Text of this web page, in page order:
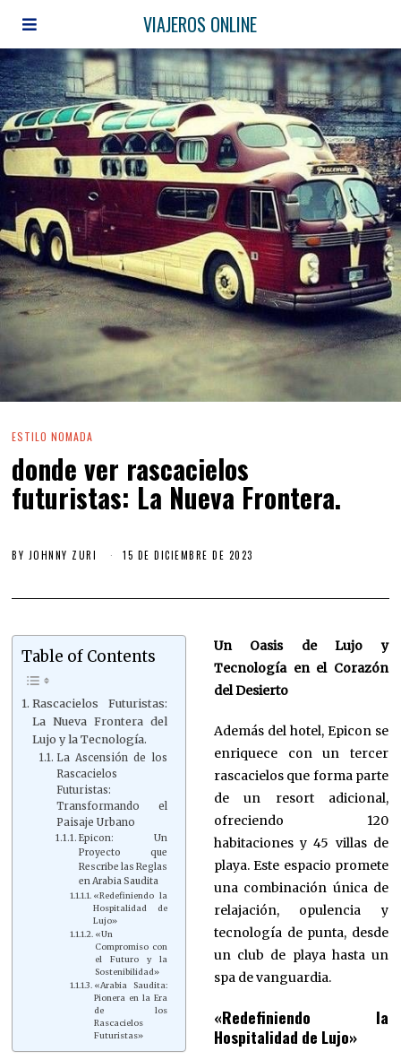
VIAJEROS ONLINE
ESTILO NOMADA
donde ver rascacielos
futuristas: La Nueva Frontera.
BY JOHNNY ZURI 15 DE DICIEMBRE DE 2023
Table of Contents
Rascacielos Futuristas:
La Nueva Frontera del
Lujo y la Tecnología.
La Ascensión de los
Rascacielos
Futuristas:
Transformando el
Paisaje Urbano
Epicon: Un
Proyecto que
Rescribe las Reglas
en Arabia Saudita
«Redefiniendo la
Hospitalidad de
Lujo»
«Un
Compromiso con
el Futuro y la
Sostenibilidad»
«Arabia Saudita:
Pionera en la Era
de los
Rascacielos
Futuristas»
Un Oasis de Lujo y
Tecnología en el Corazón
del Desierto
Además del hotel, Epicon se
enriquece con un tercer
rascacielos que forma parte
de un resort adicional,
ofreciendo 120
habitaciones y 45 villas de
playa. Este espacio promete
una combinación única de
relajación, opulencia y
tecnología de punta, desde
un club de playa hasta un
spa de vanguardia.
«Redefiniendo la
Hospitalidad de Lujo»